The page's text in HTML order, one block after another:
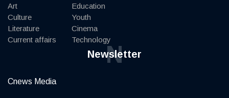
Art
Culture
Literature
Current affairs
Education
Youth
Cinema
Technology
Newsletter
N
Cnews Media